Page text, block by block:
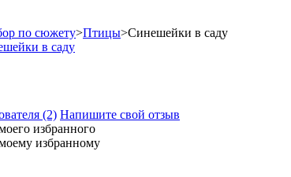
по сюжету>Птицы>Синешейки в саду
(2) Напишите свой отзыв
избранного
избранному